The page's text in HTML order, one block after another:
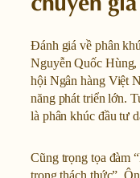
Đánh giá về phân
Nguyễn Quốc
hội Ngân hàng Việt
năng phát triển lớn.
là phân khúc đầu tư
Cũng trọng tọa đàm